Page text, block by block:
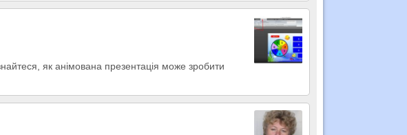
як анімована презентація може зробити